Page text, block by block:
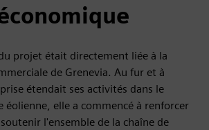
projet était directement liée à la
de Grenevia. Au fur et à
étendait ses activités dans le
éolienne, elle a commencé à renforcer
l'ensemble de la chaîne de